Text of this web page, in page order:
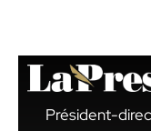
Président-